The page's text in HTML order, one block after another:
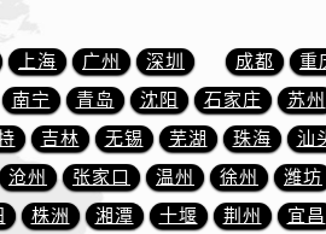
内蒙古自治区赤峰市红山区哈
内蒙古自治区鄂尔多斯市东胜
内蒙古自治区呼伦贝尔市海拉
内蒙古自治区通辽市科尔沁区
内蒙古自治区乌海市海勃湾区
内蒙古自治区乌兰察布市集宁
上海 广州 深圳 成都 重
南宁 青岛 沈阳 石家庄 苏州
吉林 无锡 芜湖 珠海 汕
沧州 张家口 温州 徐州 潍坊
株洲 湘潭 十堰 荆州 宜昌